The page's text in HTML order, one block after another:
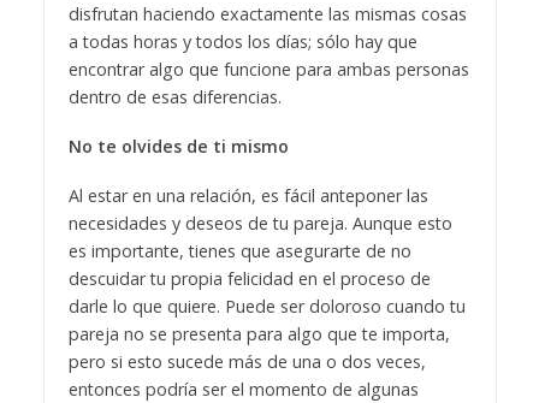
disfrutan haciendo exactamente las mismas cosas
a todas horas y todos los días; sólo hay que
encontrar algo que funcione para ambas personas
dentro de esas diferencias.
No te olvides de ti mismo
Al estar en una relación, es fácil anteponer las
necesidades y deseos de tu pareja. Aunque esto
es importante, tienes que asegurarte de no
descuidar tu propia felicidad en el proceso de
darle lo que quiere. Puede ser doloroso cuando tu
pareja no se presenta para algo que te importa,
pero si esto sucede más de una o dos veces,
entonces podría ser el momento de algunas